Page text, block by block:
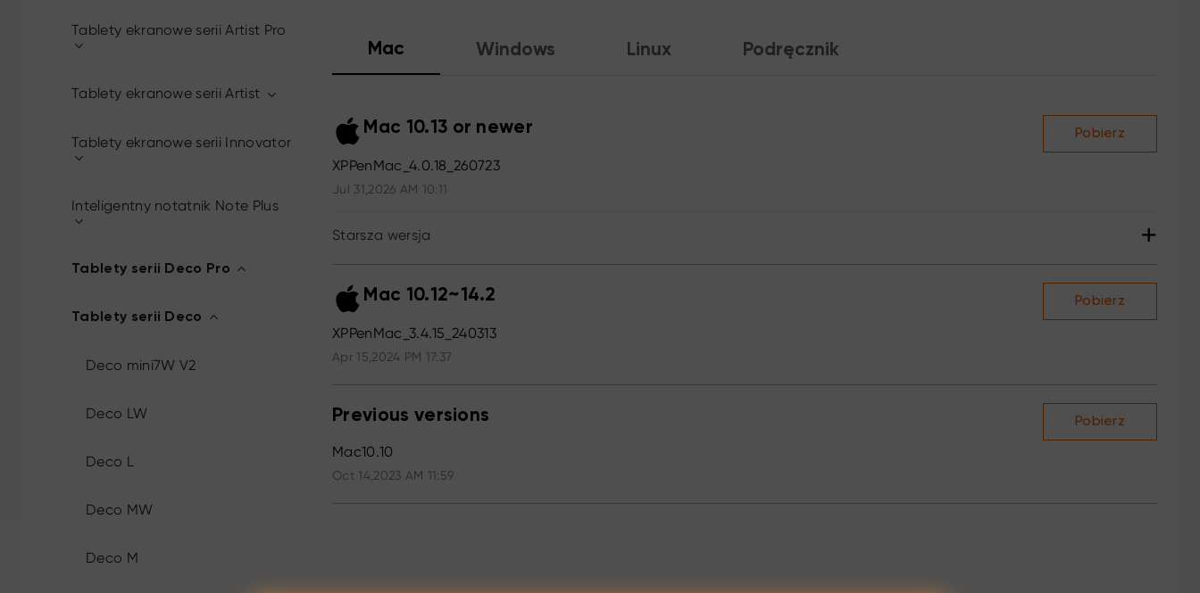
Tablety ekranowe serii Artist Pro
Tablety ekranowe serii Artist
Tablety ekranowe serii Innovator
Inteligentny notatnik Note Plus
Tablety serii Deco Pro
Tablety serii Deco
Deco mini7W V2
Deco LW
Deco L
Deco MW
Deco M
Mac Windows Linux Podręcznik
Mac 10.13 or newer
XPPenMac_4.0.18_260723
Jul 31,2026 AM 10:11
Pobierz
Starsza wersja +
Mac 10.12~14.2
XPPenMac_3.4.15_240313
Apr 15,2024 PM 17:37
Pobierz
Previous versions
Mac10.10
Oct 14,2023 AM 11:59
Pobierz